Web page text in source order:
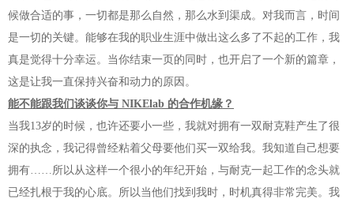
候做合适的事，一切都是那么自然，那么水到渠成。对我而言，时间
是一切的关键。能够在我的职业生涯中做出这么多了不起的工作，我
真是觉得十分幸运。当你结束一页的同时，也开启了一个新的篇章，
这是让我一直保持兴奋和动力的原因。
能不能跟我们谈谈你与 NIKElab 的合作机缘？
当我13岁的时候，也许还要小一些，我就对拥有一双耐克鞋产生了很
深的执念，我记得曾经粘着父母要他们买一双给我。我知道自己想要
拥有……所以从这样一个很小的年纪开始，与耐克一起工作的念头就
已经扎根于我的心底。所以当他们找到我时，时机真得非常完美。我